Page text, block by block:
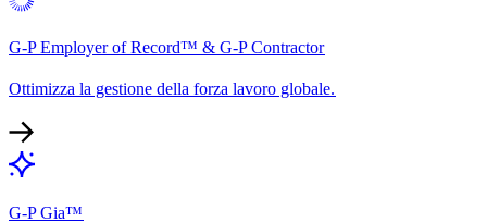
G-P Employer of Record™ & G-P Contractor​​
Ottimizza la gestione della forza lavoro globale.​​
G-P Gia™​​